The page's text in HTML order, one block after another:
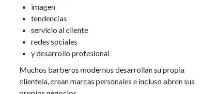
imagen
tendencias
servicio al cliente
redes sociales
y desarrollo profesional
Muchos barberos modernos desarrollan su propia
clientela, crean marcas personales e incluso abren sus